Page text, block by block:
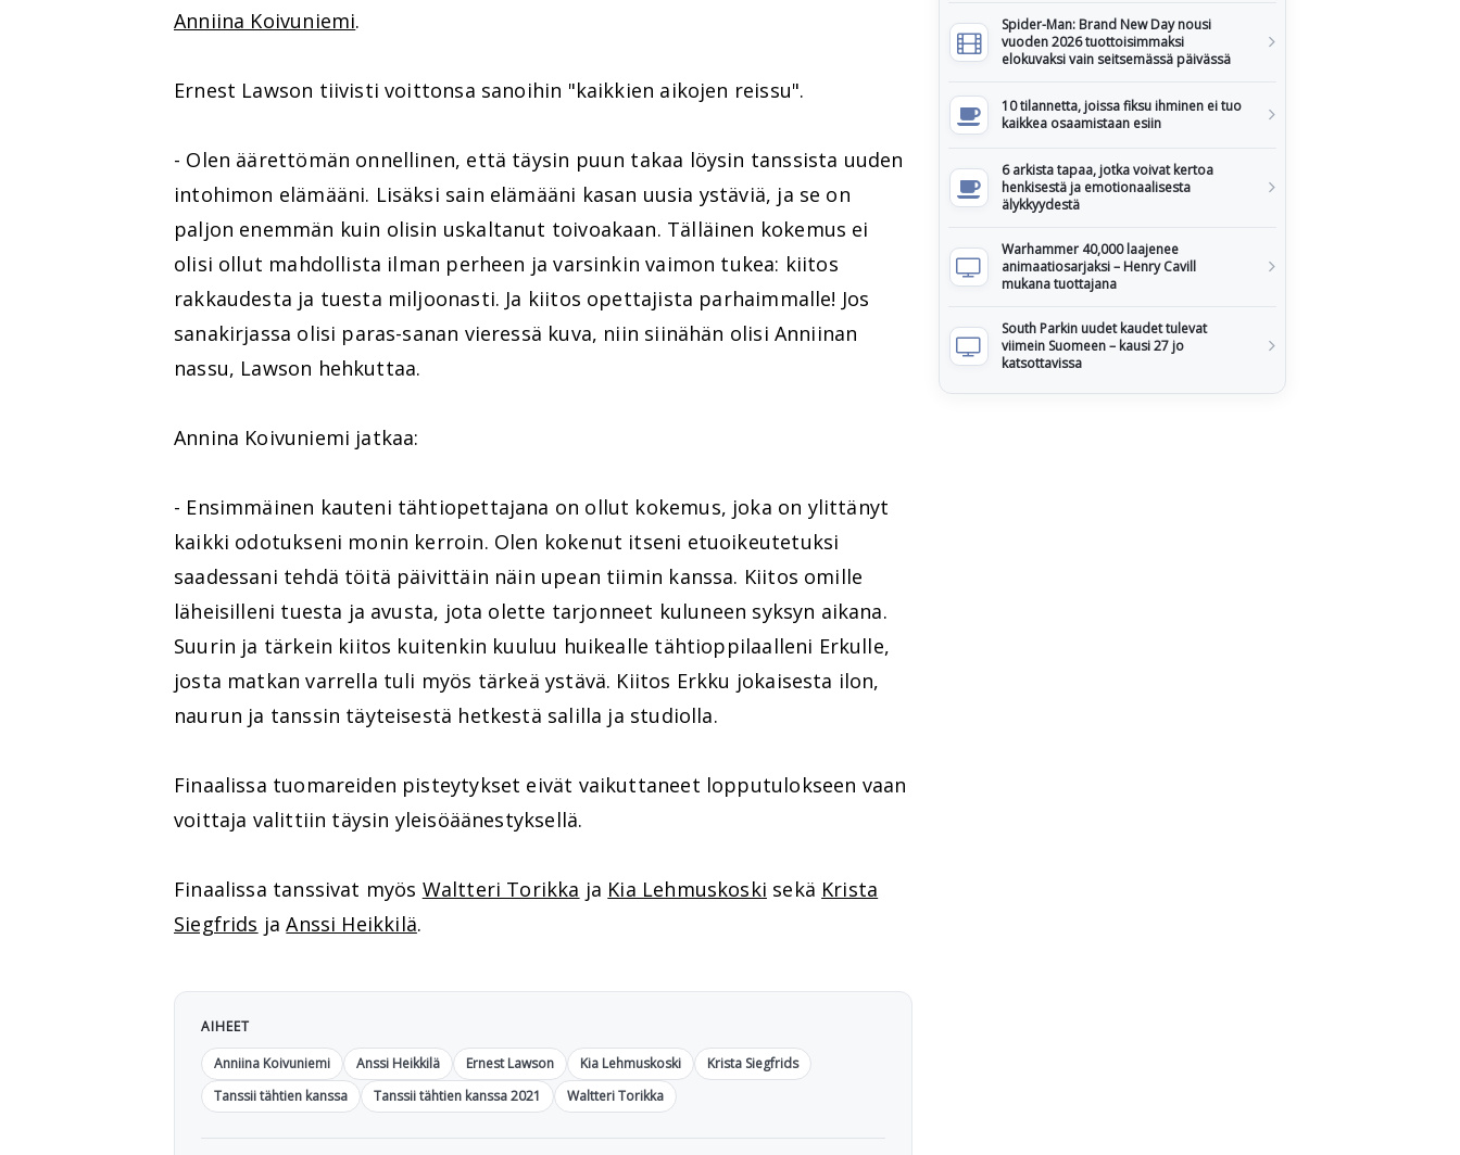
Anniina Koivuniemi.
Ernest Lawson tiivisti voittonsa sanoihin "kaikkien aikojen reissu".
- Olen äärettömän onnellinen, että täysin puun takaa löysin tanssista uuden
intohimon elämääni. Lisäksi sain elämääni kasan uusia ystäviä, ja se on
paljon enemmän kuin olisin uskaltanut toivoakaan. Tälläinen kokemus ei
olisi ollut mahdollista ilman perheen ja varsinkin vaimon tukea: kiitos
rakkaudesta ja tuesta miljoonasti. Ja kiitos opettajista parhaimmalle! Jos
sanakirjassa olisi paras-sanan vieressä kuva, niin siinähän olisi Anniinan
nassu, Lawson hehkuttaa.
Annina Koivuniemi jatkaa:
- Ensimmäinen kauteni tähtiopettajana on ollut kokemus, joka on ylittänyt
kaikki odotukseni monin kerroin. Olen kokenut itseni etuoikeutetuksi
saadessani tehdä töitä päivittäin näin upean tiimin kanssa. Kiitos omille
läheisilleni tuesta ja avusta, jota olette tarjonneet kuluneen syksyn aikana.
Suurin ja tärkein kiitos kuitenkin kuuluu huikealle tähtioppilaalleni Erkulle,
josta matkan varrella tuli myös tärkeä ystävä. Kiitos Erkku jokaisesta ilon,
naurun ja tanssin täyteisestä hetkestä salilla ja studiolla.
Finaalissa tuomareiden pisteytykset eivät vaikuttaneet lopputulokseen vaan
voittaja valittiin täysin yleisöäänestyksellä.
Finaalissa tanssivat myös Waltteri Torikka ja Kia Lehmuskoski sekä Krista
Siegfrids jaAnssi Heikkilä.
AIHEET
Anniina Koivuniemi
Anssi Heikkilä Ernest Lawson Kia Lehmuskoski
Krista Siegfrids
Tanssii tähtien kanssa
Tanssii tähtien kanssa 2021 Waltteri Torikka
Spider-Man: Brand New Day nousi
vuoden 2026 tuottoisimmaksi
elokuvaksi vain seitsemässä päivässä
10 tilannetta, joissa fiksu ihminen ei tuo
kaikkea osaamistaan esiin
6 arkista tapaa, jotka voivat kertoa
henkisestä ja emotionaalisesta
älykkyydestä
Warhammer 40,000 laajenee
animaatiosarjaksi – Henry Cavill
mukana tuottajana
South Parkin uudet kaudet tulevat
viimein Suomeen – kausi 27 jo
katsottavissa